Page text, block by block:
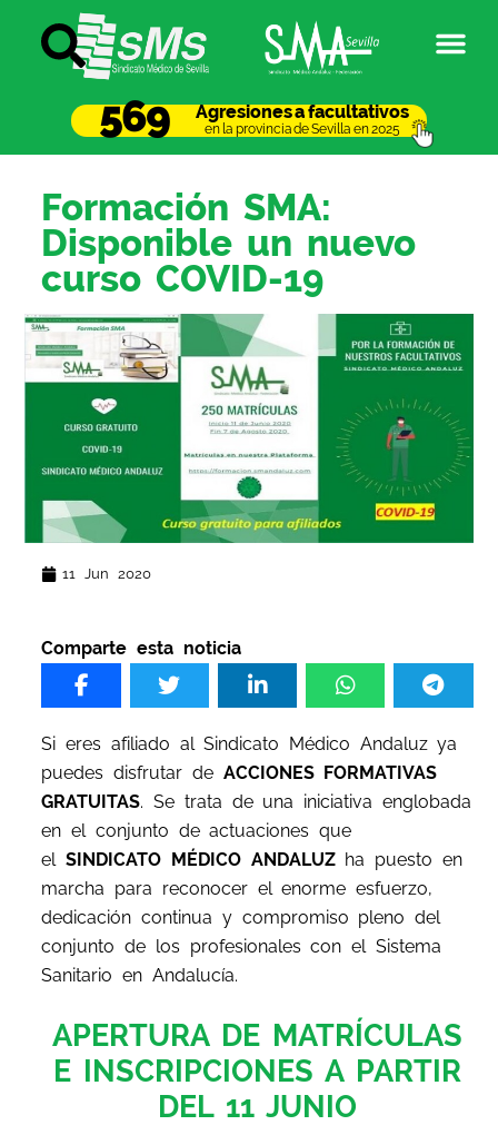
Agresiones a facultativos
en la provincia de Sevilla en 2025
569
Formación SMA:
Disponible un nuevo
curso COVID-19
11 Jun 2020
Comparte esta noticia
Si eres afiliado al Sindicato Médico Andaluz ya
puedes disfrutar de ACCIONES FORMATIVAS
GRATUITAS. Se trata de una iniciativa englobada
en el conjunto de actuaciones que
elSINDICATO MÉDICO ANDALUZha puesto en
marcha para reconocer el enorme esfuerzo,
dedicación continua y compromiso pleno del
conjunto de los profesionales con el Sistema
Sanitario en Andalucía.
APERTURA DE MATRÍCULAS
E INSCRIPCIONES A PARTIR
DEL 11 JUNIO